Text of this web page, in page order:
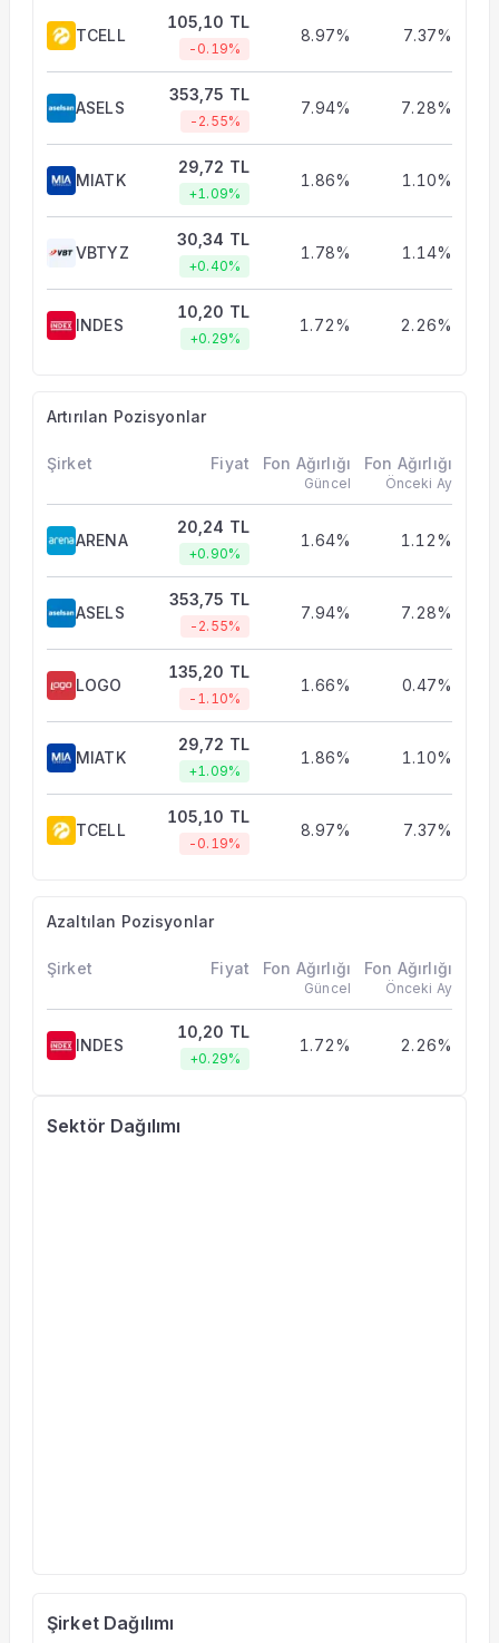
TCELL
105,10 TL
-0.19%
8.97% 7.37%
ASELS
353,75 TL
-2.55%
7.94% 7.28%
MIATK
29,72 TL
+1.09%
1.86% 1.10%
VBTYZ
30,34 TL
+0.40%
1.78% 1.14%
INDES
10,20 TL
+0.29%
1.72% 2.26%
Artırılan Pozisyonlar
Şirket Fiyat Fon Ağırlığı
Güncel
Fon Ağırlığı
Önceki Ay
ARENA
20,24 TL
+0.90%
1.64% 1.12%
ASELS
353,75 TL
-2.55%
7.94% 7.28%
LOGO
135,20 TL
-1.10%
1.66% 0.47%
MIATK
29,72 TL
+1.09%
1.86% 1.10%
TCELL
105,10 TL
-0.19%
8.97% 7.37%
Azaltılan Pozisyonlar
Şirket Fiyat Fon Ağırlığı
Güncel
Fon Ağırlığı
Önceki Ay
INDES
10,20 TL
+0.29%
1.72% 2.26%
Sektör Dağılımı
Şirket Dağılımı